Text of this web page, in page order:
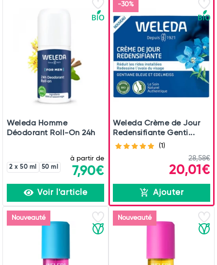
Weleda Homme
Déodorant Roll-On 24h
2 x 50 ml 50 ml
à partir de
7,90€
Voir l'article
-30%
Weleda Crème de Jour
Redensifiante Genti...
(1)
28,58€
20,01€
Ajouter
Nouveauté Nouveauté